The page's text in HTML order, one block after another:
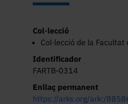
Col·lecció
Col·lecció de la Facultat
Identificador
FARTB-0314
Enllaç permanent
https://arks.org/ark:/